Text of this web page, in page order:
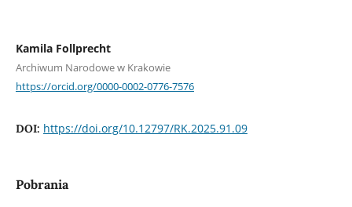
Kamila Follprecht
Archiwum Narodowe w Krakowie
https://orcid.org/0000-0002-0776-7576
DOI: https://doi.org/10.12797/RK.2025.91.09
Pobrania